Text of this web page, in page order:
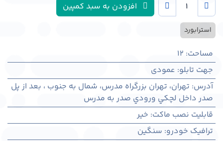
افزودن به سبد کمپین
استرابورد
مساحت:
12
جهت تابلو: عمودی
آدرس: تهران، تهران بزرگراه مدرس، شمال به جنوب ، بعد از پل
صدر داخل لچکي ورودي صدر به مدرس
قابلیت نصب ماکت: خیر
ترافیک خودرو: سنگین